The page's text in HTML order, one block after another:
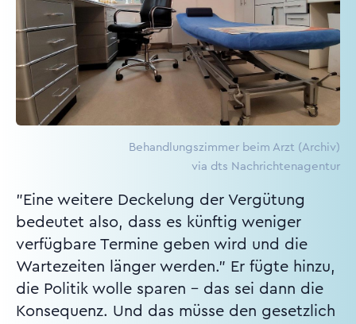
Behandlungszimmer beim Arzt (Archiv)
via dts Nachrichtenagentur
"Eine weitere Deckelung der Vergütung
bedeutet also, dass es künftig weniger
verfügbare Termine geben wird und die
Wartezeiten länger werden." Er fügte hinzu,
die Politik wolle sparen - das sei dann die
Konsequenz. Und das müsse den gesetzlich